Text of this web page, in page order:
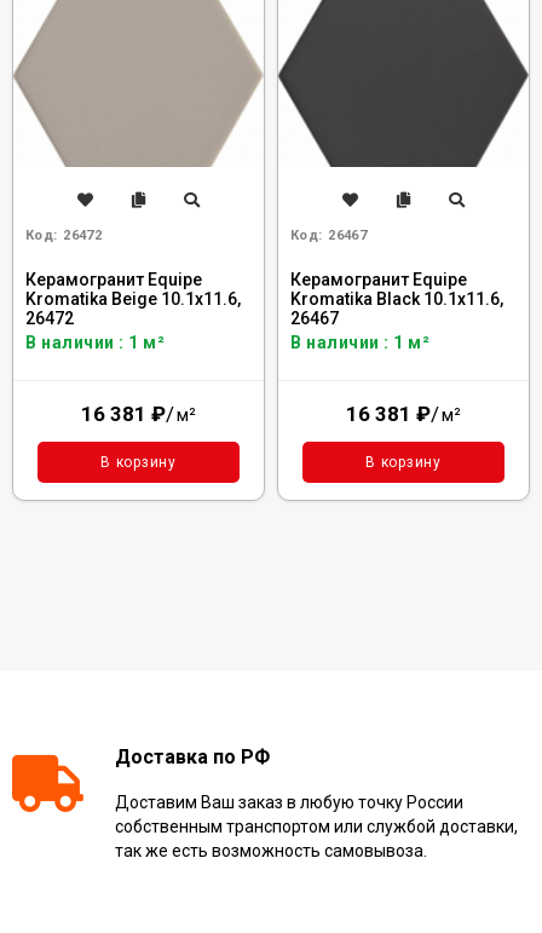
Код: 26472
Керамогранит Equipe
Kromatika Beige 10.1x11.6,
26472
В наличии : 1 м²
16 381 ₽/м²
В корзину
Код: 26467
Керамогранит Equipe
Kromatika Black 10.1x11.6,
26467
В наличии : 1 м²
16 381 ₽/м²
В корзину
Доставка по РФ
Доставим Ваш заказ в любую точку России
собственным транспортом или службой доставки,
так же есть возможность самовывоза.